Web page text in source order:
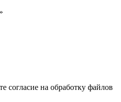
согласие на обработку файлов